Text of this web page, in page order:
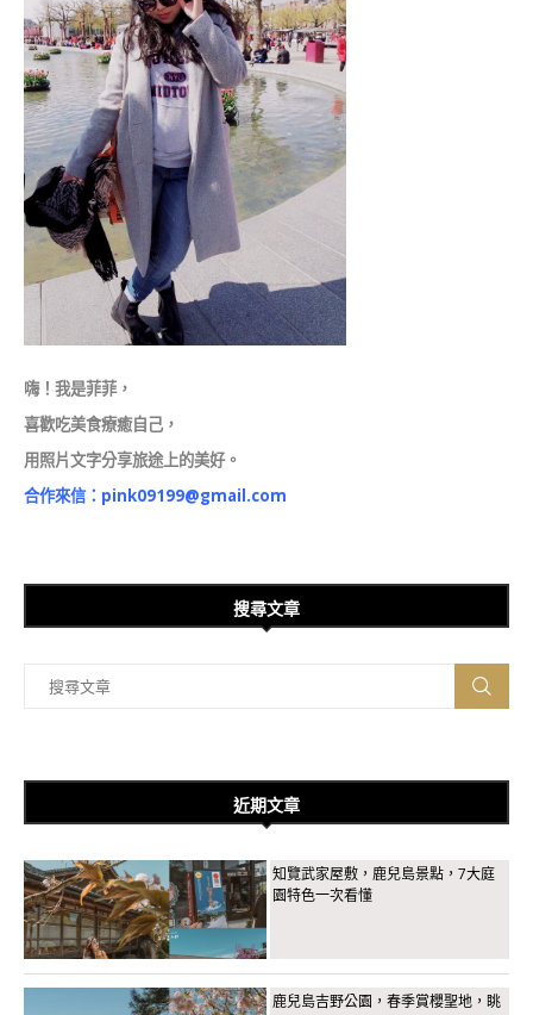
嗨！我是菲菲，
喜歡吃美食療癒自己，
用照片文字分享旅途上的美好。
合作來信： pink09199@gmail.com
搜尋文章
近期文章
知覽武家屋敷，鹿兒島景點，7大庭
園特色一次看懂
鹿兒島吉野公園，春季賞櫻聖地，眺